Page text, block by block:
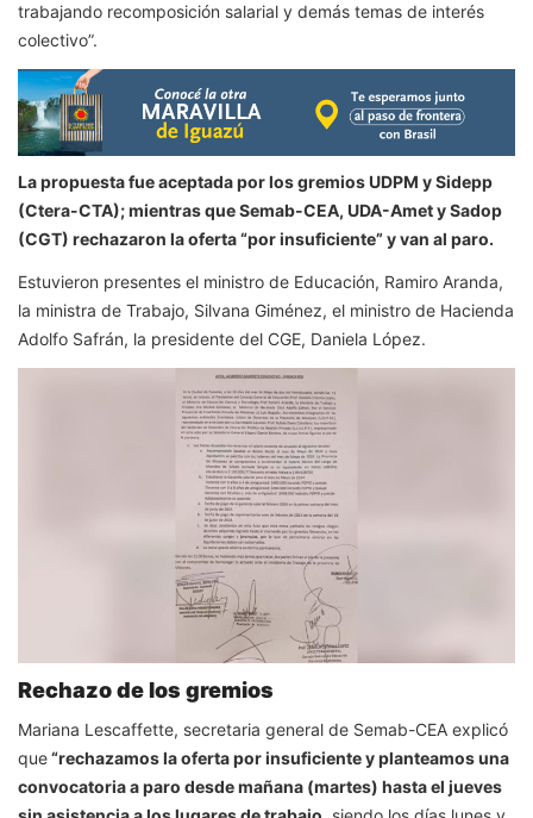
trabajando recomposición salarial y demás temas de interés
colectivo”.
La propuesta fue aceptada por los gremios UDPM y Sidepp
(Ctera-CTA); mientras que Semab-CEA, UDA-Amet y Sadop
(CGT) rechazaron la oferta “por insuficiente” y van al paro.
Estuvieron presentes el ministro de Educación, Ramiro Aranda,
la ministra de Trabajo, Silvana Giménez, el ministro de Hacienda
Adolfo Safrán, la presidente del CGE, Daniela López.
Rechazo de los gremios
Mariana Lescaffette, secretaria general de Semab-CEA explicó
que“rechazamos la oferta por insuficiente y planteamos una
convocatoria a paro desde mañana (martes) hasta el jueves